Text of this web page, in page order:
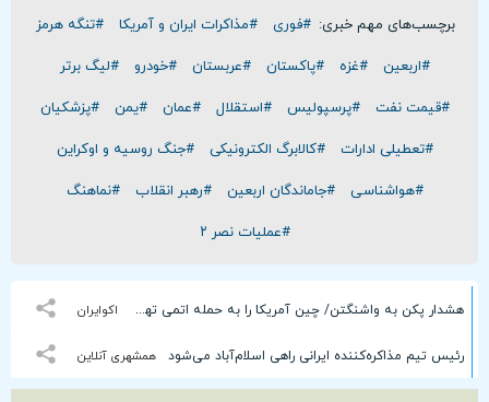
برچسب‌های مهم خبری: #فوری #مذاکرات ایران و آمریکا #تنگه هرمز
#اربعین #غزه #پاکستان #عربستان #خودرو #لیگ برتر
#قیمت نفت #پرسپولیس #استقلال #عمان #یمن #پزشکیان
#تعطیلی ادارات #کالابرگ الکترونیکی #جنگ روسیه و اوکراین
#هواشناسی #جاماندگان اربعین #رهبر انقلاب #نماهنگ
#عملیات نصر ۲
اکوایران هشدار پکن به واشنگتن/ چین آمریکا را به حمله اتمی تهدید کرده است؟
همشهری آنلاین رئیس تیم مذاکره‌کننده ایرانی راهی اسلام‌آباد می‌شود